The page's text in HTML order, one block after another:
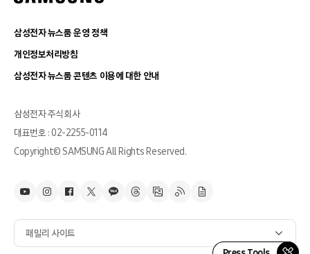
삼성전자 뉴스룸 운영 정책
개인정보처리방침
삼성전자 뉴스룸 콘텐츠 이용에 대한 안내
삼성전자 주식회사
대표번호 : 02-2255-0114
Copyright© SAMSUNG All Rights Reserved.
패밀리 사이트